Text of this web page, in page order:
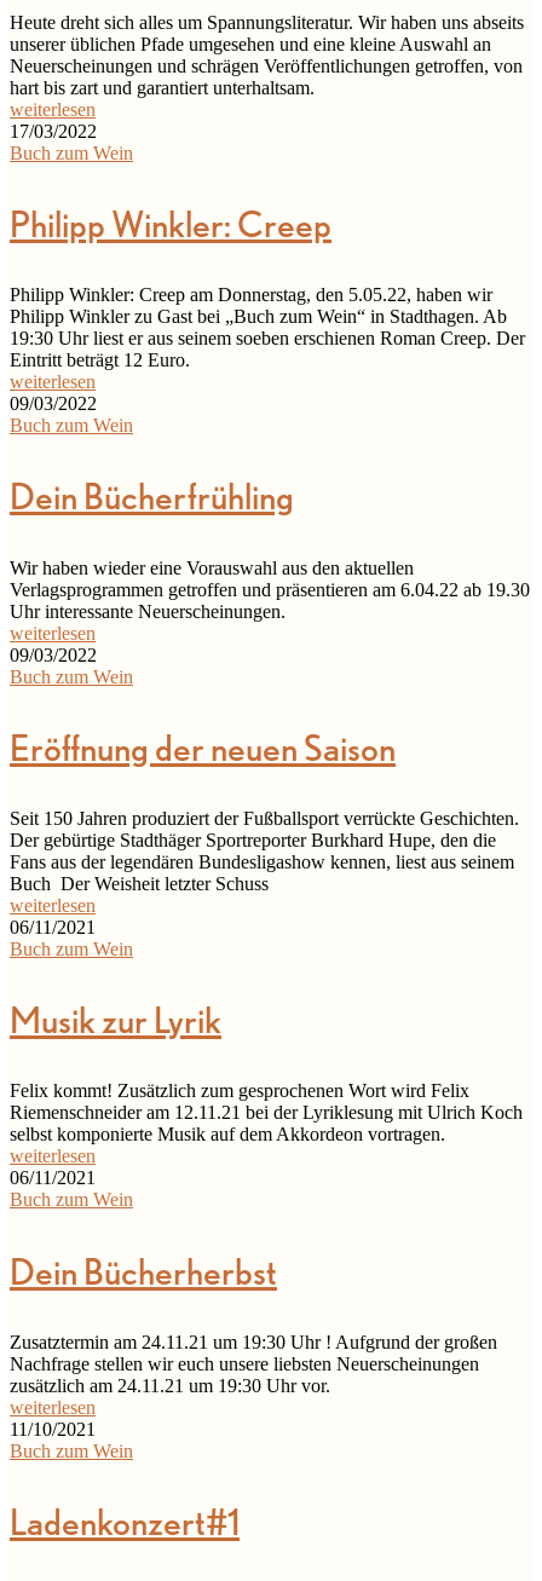
Heute dreht sich alles um Spannungsliteratur. Wir haben uns abseits
unserer üblichen Pfade umgesehen und eine kleine Auswahl an
Neuerscheinungen und schrägen Veröffentlichungen getroffen, von
hart bis zart und garantiert unterhaltsam.
weiterlesen
17/03/2022
Buch zum Wein
Philipp Winkler: Creep
Philipp Winkler: Creep am Donnerstag, den 5.05.22, haben wir
Philipp Winkler zu Gast bei „Buch zum Wein“ in Stadthagen. Ab
19:30 Uhr liest er aus seinem soeben erschienen Roman Creep. Der
Eintritt beträgt 12 Euro.
weiterlesen
09/03/2022
Buch zum Wein
Dein Bücherfrühling
Wir haben wieder eine Vorauswahl aus den aktuellen
Verlagsprogrammen getroffen und präsentieren am 6.04.22 ab 19.30
Uhr interessante Neuerscheinungen.
weiterlesen
09/03/2022
Buch zum Wein
Eröffnung der neuen Saison
Seit 150 Jahren produziert der Fußballsport verrückte Geschichten.
Der gebürtige Stadthäger Sportreporter Burkhard Hupe, den die
Fans aus der legendären Bundesligashow kennen, liest aus seinem
Buch Der Weisheit letzter Schuss
weiterlesen
06/11/2021
Buch zum Wein
Musik zur Lyrik
Felix kommt! Zusätzlich zum gesprochenen Wort wird Felix
Riemenschneider am 12.11.21 bei der Lyriklesung mit Ulrich Koch
selbst komponierte Musik auf dem Akkordeon vortragen.
weiterlesen
06/11/2021
Buch zum Wein
Dein Bücherherbst
Zusatztermin am 24.11.21 um 19:30 Uhr ! Aufgrund der großen
Nachfrage stellen wir euch unsere liebsten Neuerscheinungen
zusätzlich am 24.11.21 um 19:30 Uhr vor.
weiterlesen
11/10/2021
Buch zum Wein
Ladenkonzert#1